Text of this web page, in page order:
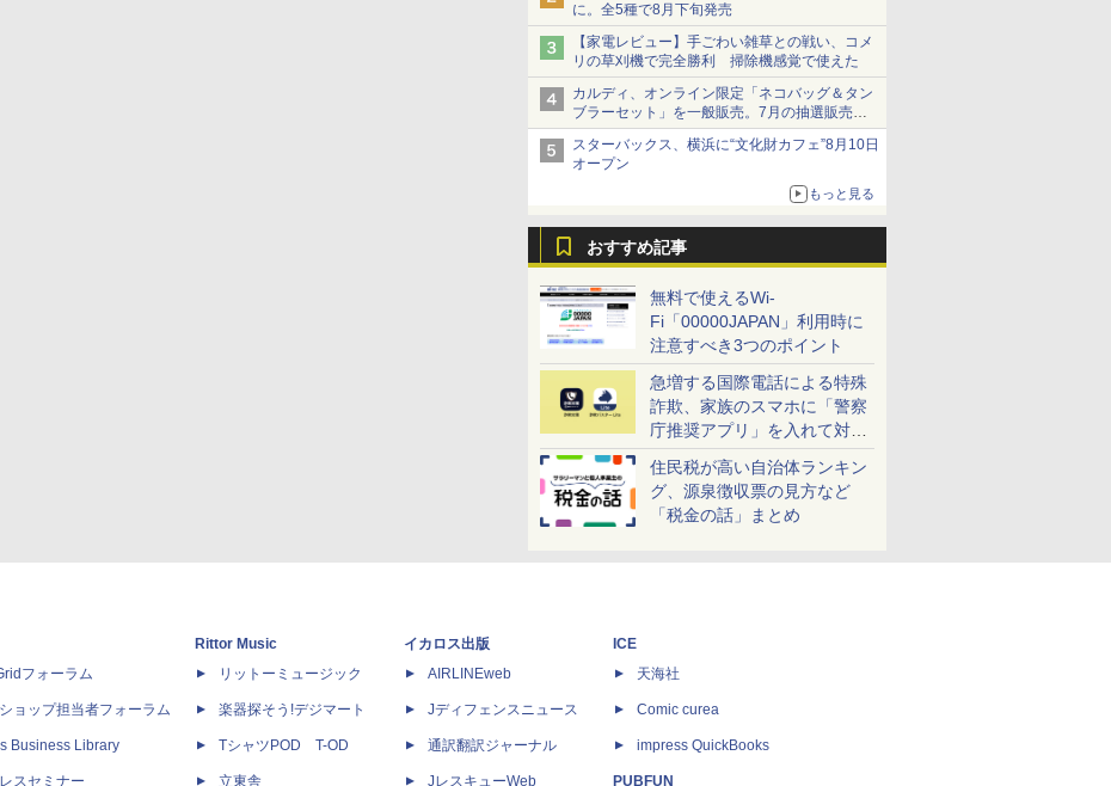
に。全5種で8月下旬発売
【家電レビュー】手ごわい雑草との戦い、コメ
リの草刈機で完全勝利 掃除機感覚で使えた
カルディ、オンライン限定「ネコバッグ＆タン
ブラーセット」を一般販売。7月の抽選販売の
当選無効分
スターバックス、横浜に“文化財カフェ”8月10日
オープン
もっと見る
おすすめ記事
無料で使えるWi-
Fi「00000JAPAN」利用時に
注意すべき3つのポイント
急増する国際電話による特殊
詐欺、家族のスマホに「警察
庁推奨アプリ」を入れて対策
しよう！
住民税が高い自治体ランキン
グ、源泉徴収票の見方など
「税金の話」まとめ
フォーラム
ョップ担当者フォーラム
Business Library
スセミナー
Rittor Music
リットーミュージック
楽器探そう!デジマート
TシャツPOD T-OD
立東舎
イカロス出版
AIRLINEweb
Jディフェンスニュース
通訳翻訳ジャーナル
JレスキューWeb
ICE
天海社
Comic curea
impress QuickBooks
PUBFUN